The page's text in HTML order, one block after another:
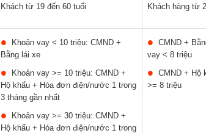
Khách từ 19 đến 60 tuổi Khách hàng từ
Khoản vay < 10 triệu: CMND +
Bằng lái xe
Khoản vay >= 10 triệu: CMND +
Hộ khẩu + Hóa đơn điện/nước 1 trong
3 tháng gần nhất
Khoản vay >= 30 triệu: CMND +
Hộ khẩu + Hóa đơn điện/nước 1 trong
CMND +
vay < 8 triệu
CMND + Hộ
>= 8 triệu